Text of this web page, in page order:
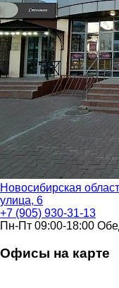
Новосибирская
улица, 6
+7 (905) 930-31-13
Пн-Пт 09:00-18:00
Офисы на карте